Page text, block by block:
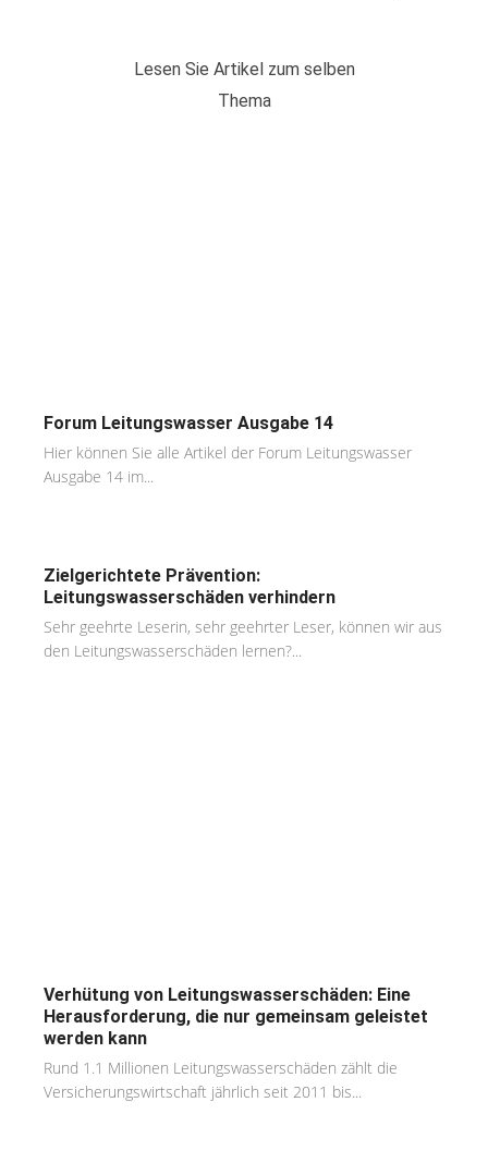
Lesen Sie Artikel zum selben
Thema
Forum Leitungswasser Ausgabe 14
Hier können Sie alle Artikel der Forum Leitungswasser
Ausgabe 14 im...
Zielgerichtete Prävention:
Leitungswasserschäden verhindern
Sehr geehrte Leserin, sehr geehrter Leser, können wir aus
den Leitungswasserschäden lernen?...
Verhütung von Leitungswasserschäden: Eine
Herausforderung, die nur gemeinsam geleistet
werden kann
Rund 1.1 Millionen Leitungswasserschäden zählt die
Versicherungswirtschaft jährlich seit 2011 bis...